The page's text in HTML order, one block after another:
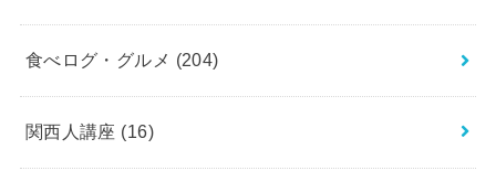
食べログ・グルメ (204)
関西人講座 (16)